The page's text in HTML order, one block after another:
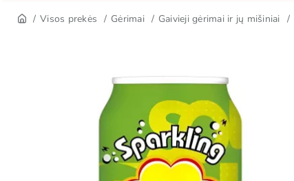
Visos prekės Gėrimai Gaivieji gėrimai ir jų mišiniai